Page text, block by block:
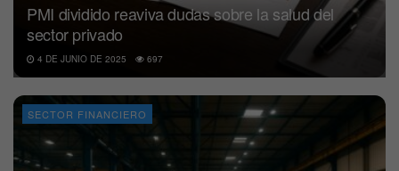
PMI dividido reaviva dudas sobre la salud del
sector privado
4 DE JUNIO DE 2025 697
SECTOR FINANCIERO